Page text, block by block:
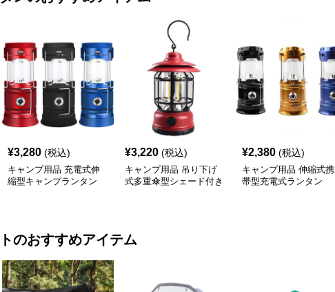
¥3,280 (税込)
キャンプ用品 充電式伸
縮型キャンプランタン
¥3,220 (税込)
キャンプ用品 吊り下げ
式多重傘型シェード付き
¥2,380 (税込)
キャンプ用品 伸縮式携
帯型充電式ランタン
のおすすめアイテム